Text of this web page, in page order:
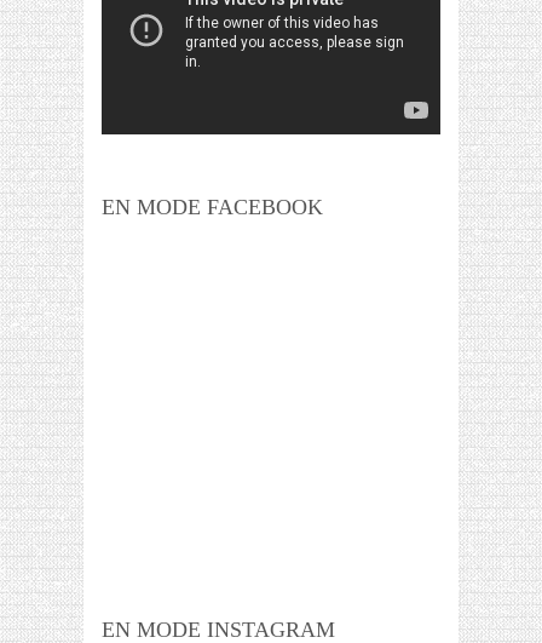
EN MODE FACEBOOK
EN MODE INSTAGRAM